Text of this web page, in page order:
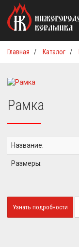
Главная / Каталог /
Рамка
Название:
Размеры:
Узнать подробности